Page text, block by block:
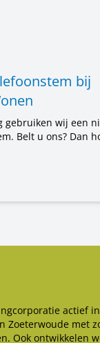
bij
gebruiken wij een
Belt u ons? Dan
Wonen. Alleen
actief in
Zoeterwoude met
Ook ontwikkelen